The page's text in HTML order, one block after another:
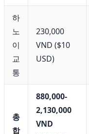
하
노
이
교
통
230,000
VND ($10
USD)
총
합
880,000-
2,130,000
VND